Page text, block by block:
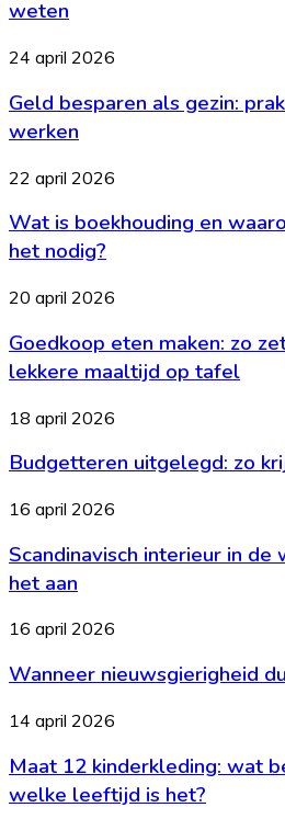
is
je
weten
weten
Geld
als
gezin:
praktische
die
echt
werken
24 april 2026
Geld besparen als gezin:
werken
Wat
boekhouding
en
waarom
elk
het
nodig?
22 april 2026
Wat is boekhouding en
het nodig?
Goedkoop
maken:
zo
zet
elke
dag
een
maaltijd
tafel
20 april 2026
Goedkoop eten maken: zo
lekkere maaltijd op tafel
Budgetteren
zo
je
op
je
geld
18 april 2026
Budgetteren uitgelegd: zo
Scandinavisch
in
de
woonkamer:
pak
het
16 april 2026
Scandinavisch interieur in de
het aan
Wanneer
duur
16 april 2026
Wanneer nieuwsgierigheid
Maat
kinderkleding:
betekent
14 april 2026
Maat 12 kinderkleding: wat
welke leeftijd is het?